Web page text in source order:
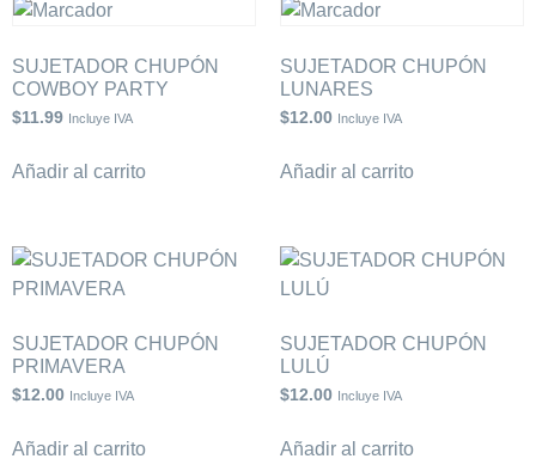
SUJETADOR CHUPÓN
COWBOY PARTY
$11.99 Incluye IVA
Añadir al carrito
SUJETADOR CHUPÓN
LUNARES
$12.00 Incluye IVA
Añadir al carrito
SUJETADOR CHUPÓN
PRIMAVERA
$12.00 Incluye IVA
Añadir al carrito
SUJETADOR CHUPÓN
LULÚ
$12.00 Incluye IVA
Añadir al carrito